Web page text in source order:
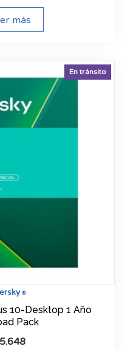
más
®
En tránsito
10-Desktop 1 Año
Pack